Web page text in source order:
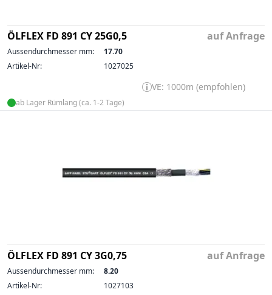
ÖLFLEX FD 891 CY 25G0,5 auf Anfrage
Aussendurchmesser mm:
17.70
Artikel-Nr:
1027025
VE: 1000m (empfohlen)
ab Lager Rümlang (ca. 1-2 Tage)
ÖLFLEX FD 891 CY 3G0,75 auf Anfrage
Aussendurchmesser mm:
8.20
Artikel-Nr:
1027103